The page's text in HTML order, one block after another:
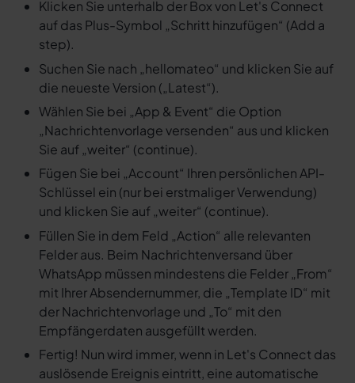
Klicken Sie unterhalb der Box von Let's Connect
auf das Plus-Symbol „Schritt hinzufügen“ (Add a
step).
Suchen Sie nach „hellomateo“ und klicken Sie auf
die neueste Version („Latest“).
Wählen Sie bei „App & Event“ die Option
„Nachrichtenvorlage versenden“ aus und klicken
Sie auf „weiter“ (continue).
Fügen Sie bei „Account“ Ihren persönlichen API-
Schlüssel ein (nur bei erstmaliger Verwendung)
und klicken Sie auf „weiter“ (continue).
Füllen Sie in dem Feld „Action“ alle relevanten
Felder aus. Beim Nachrichtenversand über
WhatsApp müssen mindestens die Felder „From“
mit Ihrer Absendernummer, die „Template ID“ mit
der Nachrichtenvorlage und „To“ mit den
Empfängerdaten ausgefüllt werden.
Fertig! Nun wird immer, wenn in Let's Connect das
auslösende Ereignis eintritt, eine automatische